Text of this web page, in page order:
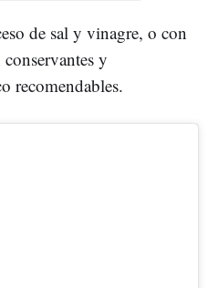
de sal y vinagre, o con
y
recomendables.